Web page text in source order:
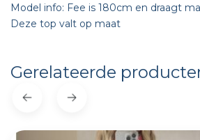
Model info: Fee is 180cm en draagt
Deze top valt op maat
Gerelateerde